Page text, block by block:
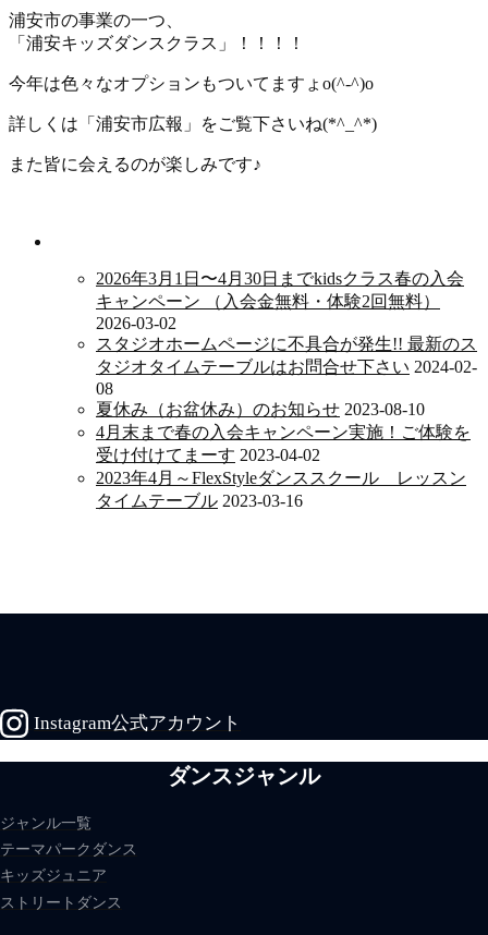
浦安市の事業の一つ、
「浦安キッズダンスクラス」！！！！
今年は色々なオプションもついてますょo(^-^)o
詳しくは「浦安市広報」をご覧下さいね(*^_^*)
また皆に会えるのが楽しみです♪
2026年3月1日〜4月30日までkidsクラス春の入会
キャンペーン （入会金無料・体験2回無料）
2026-03-02
スタジオホームページに不具合が発生!! 最新のス
タジオタイムテーブルはお問合せ下さい 2024-02-
08
夏休み（お盆休み）のお知らせ 2023-08-10
4月末まで春の入会キャンペーン実施！ご体験を
受け付けてまーす 2023-04-02
2023年4月～FlexStyleダンススクール レッスン
タイムテーブル 2023-03-16
Instagram公式アカウント
ダンスジャンル
ジャンル一覧
テーマパークダンス
キッズジュニア
ストリートダンス